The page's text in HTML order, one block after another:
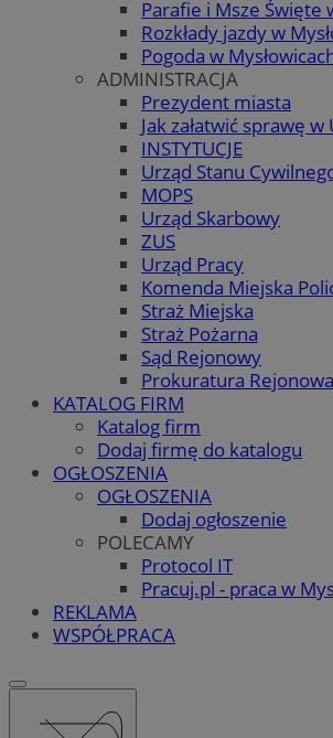
Parafie i Msze Święte
Rozkłady jazdy w
Pogoda w
ADMINISTRACJA
Prezydent miasta
Jak załatwić sprawę
INSTYTUCJE
Urząd Stanu
MOPS
Urząd Skarbowy
ZUS
Urząd Pracy
Komenda Miejska
Straż Miejska
Straż Pożarna
Sąd Rejonowy
Prokuratura Rejonowa
KATALOG FIRM
Katalog firm
Dodaj firmę do katalogu
OGŁOSZENIA
OGŁOSZENIA
Dodaj ogłoszenie
POLECAMY
Protocol IT
Pracuj.pl - praca w
REKLAMA
WSPÓŁPRACA